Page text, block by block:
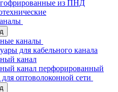
из ПНД
каналы
для кабельного канала
канал
канал перфорированный
оптоволоконной сети